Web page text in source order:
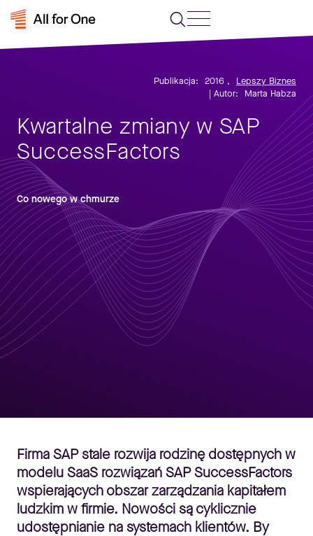
Publikacja: 2016 ,
Lepszy Biznes
| Autor:
Marta Habza
Kwartalne zmiany w SAP
SuccessFactors
Co nowego w chmurze
Firma SAP stale rozwija rodzinę dostępnych w
modelu SaaS rozwiązań SAP SuccessFactors
wspierających obszar zarządzania kapitałem
ludzkim w firmie. Nowości są cyklicznie
udostępnianie na systemach klientów. By